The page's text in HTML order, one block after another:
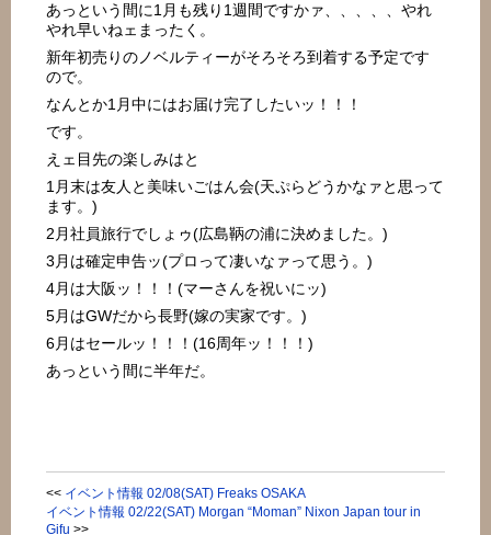
あっという間に1月も残り1週間ですかァ、、、、、やれ
やれ早いねェまったく。
新年初売りのノベルティーがそろそろ到着する予定です
ので。
なんとか1月中にはお届け完了したいッ！！！
です。
えェ目先の楽しみはと
1月末は友人と美味いごはん会(天ぷらどうかなァと思って
ます。)
2月社員旅行でしょゥ(広島鞆の浦に決めました。)
3月は確定申告ッ(プロって凄いなァって思う。)
4月は大阪ッ！！！(マーさんを祝いにッ)
5月はGWだから長野(嫁の実家です。)
6月はセールッ！！！(16周年ッ！！！)
あっという間に半年だ。
<< イベント情報 02/08(SAT) Freaks OSAKA
イベント情報 02/22(SAT) Morgan “Moman” Nixon Japan tour in
Gifu >>